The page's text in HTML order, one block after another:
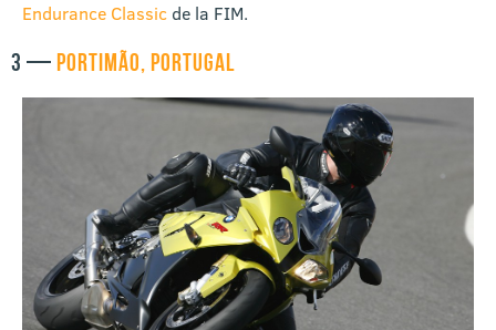
Endurance Classic de la FIM.
3 — PORTIMÃO, PORTUGAL